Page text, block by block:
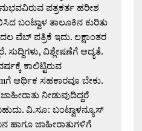
ಪತ್ರಕರ್ತ ಹರೀಶ
ಬಂಟ್ವಾಳ ತಾಲೂಕಿನ ಕುರಿತು
ವೆಬ್ ಪತ್ರಿಕೆ ಇದು. ಲಕ್ಷಾಂತರ
ಸುದ್ದಿಗಳು, ವಿಶ್ಲೇಷಣೆಗೆ ಆದ್ಯತೆ.
ಕಾಲಿಟ್ಟಿರುವ
ಆರ್ಥಿಕ ಸಹಕಾರವೂ ಬೇಕು.
ನೀಡುವುದಿದ್ದರೆ
ವಿ.ಸೂ: ಬಂಟ್ವಾಳನ್ಯೂಸ್
ಹಾಗೂ ಜಾಹೀರಾತುಗಳಿಗೆ